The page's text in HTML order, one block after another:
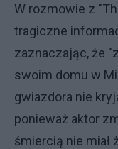
W rozmowie z
tragiczne
zaznaczając, że
swoim domu w
gwiazdora nie
ponieważ aktor
śmiercią nie miał